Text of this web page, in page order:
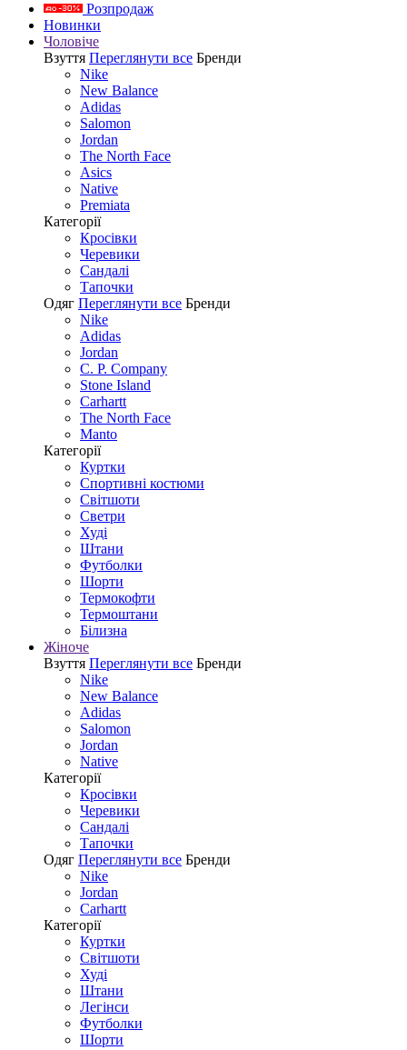
Розпродаж
Новинки
Чоловіче
Взуття Переглянути все Бренди
Nike
New Balance
Adidas
Salomon
Jordan
The North Face
Asics
Native
Premiata
Категорії
Кросівки
Черевики
Сандалі
Tапочки
Одяг Переглянути все Бренди
Nike
Adidas
Jordan
C. P. Company
Stone Island
Carhartt
The North Face
Manto
Категорії
Куртки
Спортивні костюми
Світшоти
Светри
Худі
Штани
Футболки
Шорти
Термокофти
Термоштани
Білизна
Жіноче
Взуття Переглянути все Бренди
Nike
New Balance
Adidas
Salomon
Jordan
Native
Категорії
Кросівки
Черевики
Сандалі
Tапочки
Одяг Переглянути все Бренди
Nike
Jordan
Carhartt
Категорії
Куртки
Світшоти
Худі
Штани
Легінси
Футболки
Шорти